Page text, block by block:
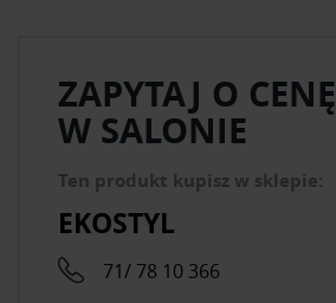
ZAPYTAJ O CENĘ
W SALONIE
Ten produkt kupisz w sklepie:
EKOSTYL
71/ 78 10 366